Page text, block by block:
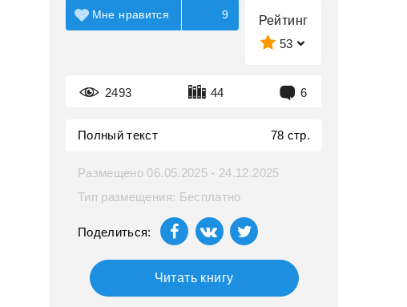
Рейтинг
53
2493 44 6
Мне нравится 9
Полный текст 78 стр.
Размещено 06.05.2025 - 24.12.2025
Тип размещения: Бесплатно
Поделиться:
Читать книгу